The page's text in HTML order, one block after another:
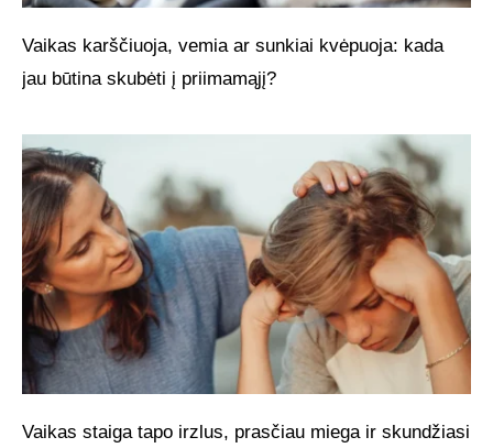
Vaikas karščiuoja, vemia ar sunkiai kvėpuoja: kada
jau būtina skubėti į priimamąjį?
Vaikas staiga tapo irzlus, prasčiau miega ir skundžiasi